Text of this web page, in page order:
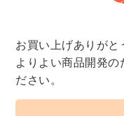
お買い上げありがと
よりよい商品開発の
ださい。